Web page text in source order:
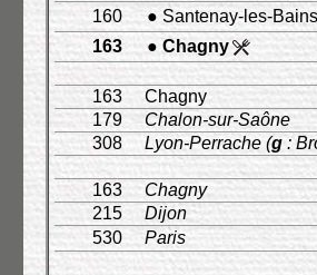
160
● Santenay-les-Bains
163
● Chagny
163 Chagny
179
Chalon-sur-Saône
308
Lyon-Perrache (g :
163 Chagny
215
Dijon
530
Paris